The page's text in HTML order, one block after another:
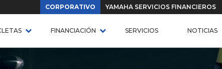
CORPORATIVO YAMAHA SERVICIOS FINANCIEROS
FINANCIACIÓN SERVICIOS NOTICIAS